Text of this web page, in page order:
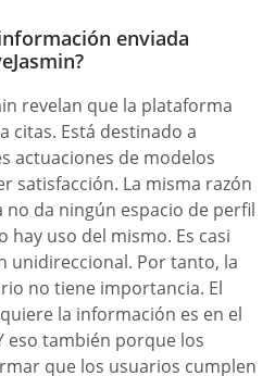
enviada
revelan que la plataforma
citas. Está destinado a
actuaciones de modelos
satisfacción. La misma razón
da ningún espacio de perfil
hay uso del mismo. Es casi
unidireccional. Por tanto, la
no tiene importancia. El
la información es en el
eso también porque los
que los usuarios cumplen